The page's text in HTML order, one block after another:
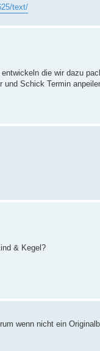
text/
die wir dazu
und Schick Termin
& Kegel?
wenn nicht ein